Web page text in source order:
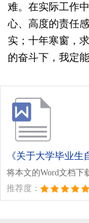
难。在实际工作
心、高度的责任
实；十年寒窗，
的奋斗下，我定
《关于大学毕业生
将本文的Word文档下
推荐度：